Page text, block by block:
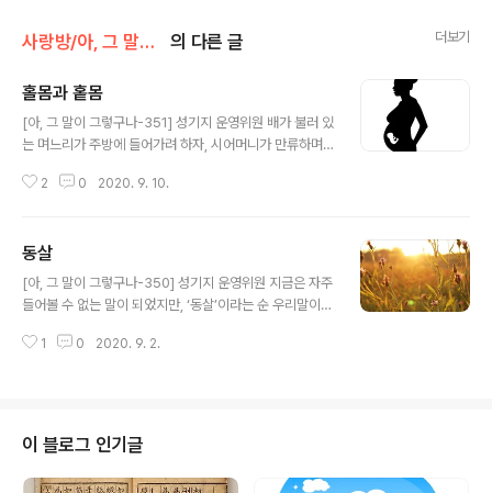
사랑방/아, 그 말이 그렇구나(성기지) 의 다른 글 더보기
홀몸과 홑몸
[아, 그 말이 그렇구나-351] 성기지 운영위원 배가 불러 있
는 며느리가 주방에 들어가려 하자, 시어머니가 만류하며
무슨 뜻일까? 만일 ‘임신 중이니 몸조심하라’는 뜻이라면,
니까, ‘홀몸도 아닌데 몸조심하라’는 말은 ‘배우자가 있으니
몸조심하라’는, 전혀 엉뚱한 뜻이 되어 버린다. 임신 중인
며느리에게 이렇게 말할 시어머니가 세상에 어디 있겠는
이 없는 몸이 ‘홑몸’으로서, 배우자나 형제가 없는 홀몸과는
2 0 2020. 9. 10.
동살
[아, 그 말이 그렇구나-350] 성기지 운영위원 지금은 자주
들어볼 수 없는 말이 되었지만, ‘동살’이라는 순 우리말이
다. ‘동살’[동쌀]은 “새벽에 동이 틀 때 비치는 햇살”을 나
동이 터서 훤한 햇살이 비치기 시작하는 모습을 “동쪽 하늘
에 부옇게 동살이 잡혀 오고 있다.”라고 표현해 왔다.막 먼
동이 트려고 하는, 날이 밝을 무렵을 가리키는 말이 ‘새
1 0 2020. 9. 2.
이 블로그 인기글